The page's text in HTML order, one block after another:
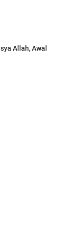
Allah, Awal